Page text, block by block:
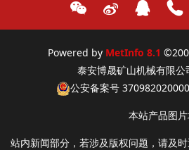
Powered by MetInfo 8.1
泰安博晟矿山机械有限公
公安备案号
本站产品图片
站内新闻部分，若涉及版权问题，请及